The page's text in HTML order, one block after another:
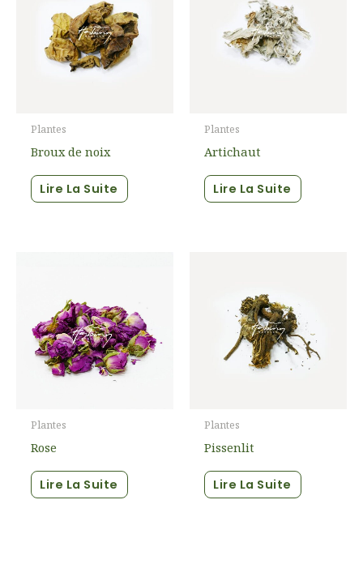
Plantes
Broux de noix
Lire La Suite
Plantes
Artichaut
Lire La Suite
Plantes
Rose
Lire La Suite
Plantes
Pissenlit
Lire La Suite